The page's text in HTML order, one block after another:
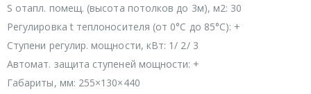
S отапл. помещ. (высота потолков до 3м), м2: 30
Регулировка t теплоносителя (от 0°С до 85°С): +
Ступени регулир. мощности, кВт: 1/ 2/ 3
Автомат. защита ступеней мощности: +
Габариты, мм: 255×130×440